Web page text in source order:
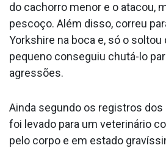
do cachorro menor e o atacou,
pescoço. Além disso, correu
Yorkshire na boca e, só o
pequeno conseguiu chutá-lo
agressões.
Ainda segundo os registros dos
foi levado para um veterinário
pelo corpo e em estado